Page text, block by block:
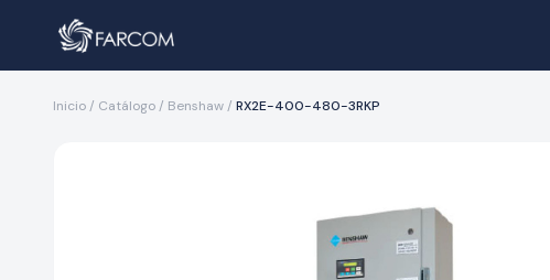
Inicio / Catálogo / Benshaw / RX2E-400-480-3RKP